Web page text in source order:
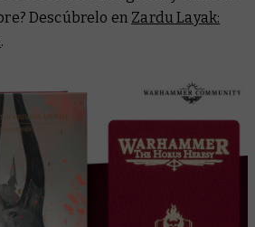
Descúbrelo en Zardu Layak:
.